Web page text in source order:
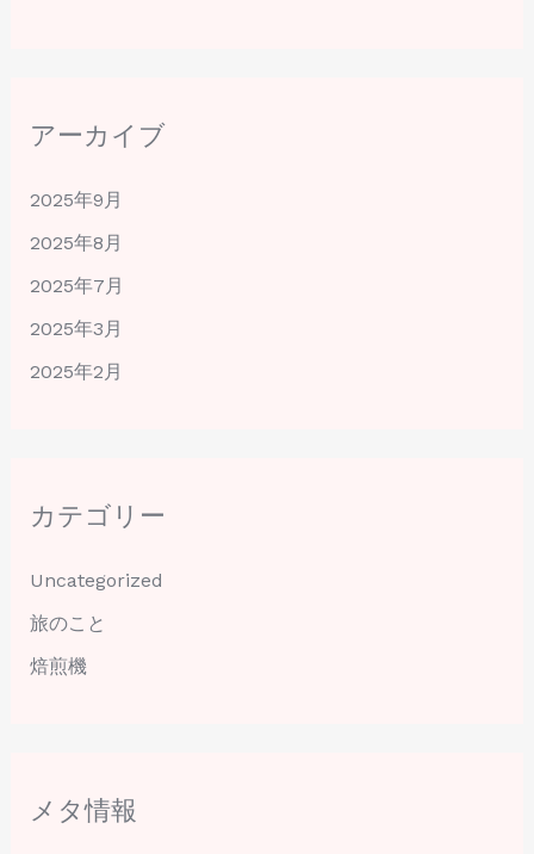
アーカイブ
2025年9月
2025年8月
2025年7月
2025年3月
2025年2月
カテゴリー
Uncategorized
旅のこと
焙煎機
メタ情報